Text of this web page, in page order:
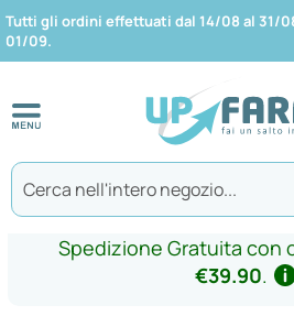
Tutti gli ordini effettuati dal 14/08 al 31/
01/09.
Spedizione Gratuita con
€39.90.